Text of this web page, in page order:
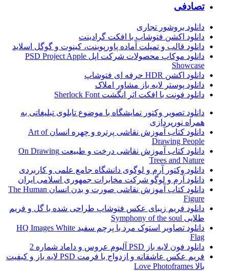
تصادفی
دانلود بروشور تجاری
دانلود اکشن فتوشاپ با افکت گرادینت
دانلود قالب و تمپلت آماده پاورپوینت، کینوت و گوگل اسلاید
دانلود موکاپ محصولات شرکت اپل PSD Project Apple
Showcase
دانلود اکشن HDR حرفه ای فتوشاپ
دانلود پوستر لایه باز مشاور املاک
دانلود فونت با افکت اثر انگشت Sherlock Font
دانلود تصویر وکتور نمایشگاه با موضوع تابلوی تبلیغاتی به
همراه نورپردازی
دانلود کتاب آموزش نقاشی پرتره و چهره انسان Art of
Drawing People
دانلود کتاب آموزش نقاشی درخت و طبیعت On Drawing
Trees and Nature
دانلود وکتور آرم و لوگوی دانشگاه جامع علمی و کاربردی
دانلود آرم و لوگو شرکت مخابرات جمهوری اسلامی ایران
دانلود کتاب آموزش نقاشی صورت و بدن انسان The Human
Figure
دانلود فریم زیبای عکس فتوشاپ طراحی شده با گل و فریم
طلایی Symphony of the soul
دانلود تصاویر استوک مرد با پرچم سفید HQ Images White
Flag
دانلود فون لایه باز PSD آلبوم عروس و داماد شماره 2
فریم عکس عاشقانه و ازدواج با فرمت PSD لایه باز و کیفیت
بالا Love Photoframes